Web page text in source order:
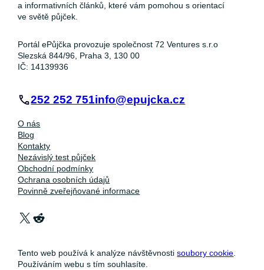
a informativních článků, které vám pomohou s orientací
ve světě půjček.
Portál ePůjčka provozuje společnost 72 Ventures s.r.o
Slezská 844/96, Praha 3, 130 00
IČ: 14139936
252 252 751info@epujcka.cz
O nás
Blog
Kontakty
Nezávislý test půjček
Obchodní podmínky
Ochrana osobních údajů
Povinně zveřejňované informace
X Reddit
Tento web používá k analýze návštěvnostisoubory cookie.
Používáním webu s tím souhlasíte.